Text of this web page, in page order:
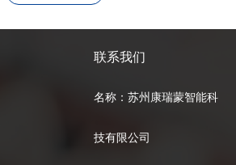
联系我们
名称：苏州康瑞蒙智能科
技有限公司